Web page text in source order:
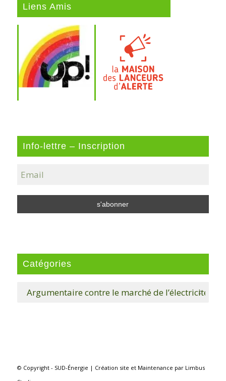
Liens Amis
Info-lettre – Inscription
Catégories
Catégories
© Copyright - SUD-Énergie | Création site et Maintenance par Limbus